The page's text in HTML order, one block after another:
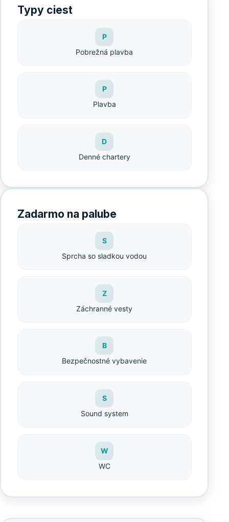
Typy ciest
P
Pobrežná plavba
P
Plavba
D
Denné chartery
Zadarmo na palube
S
Sprcha so sladkou vodou
Z
Záchranné vesty
B
Bezpečnostné vybavenie
S
Sound system
W
WC